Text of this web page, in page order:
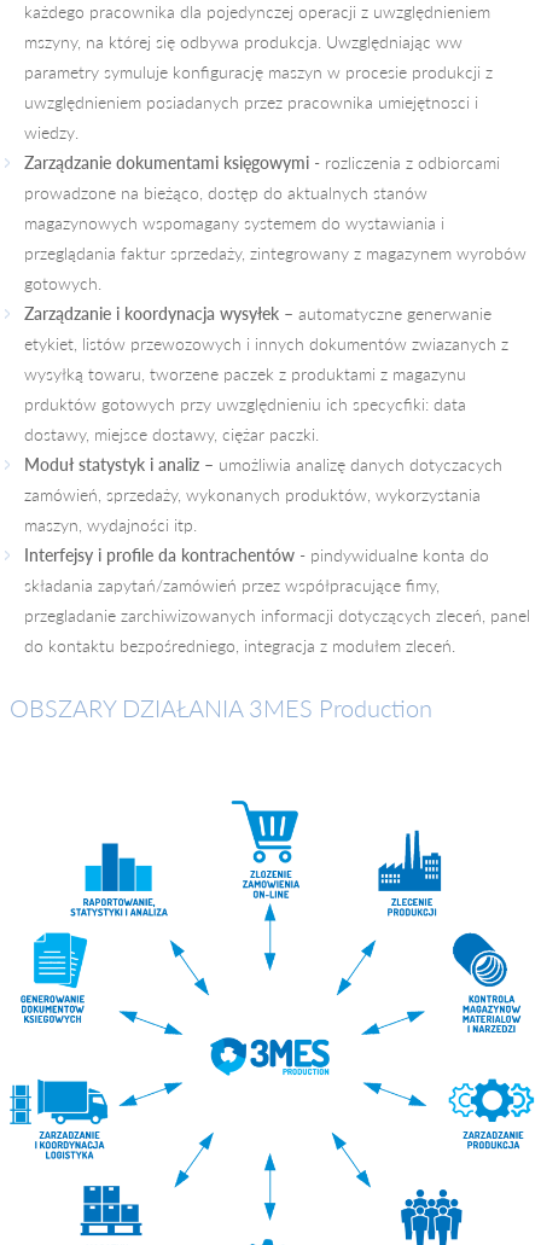
każdego pracownika dla pojedynczej operacji z uwzględnieniem
mszyny, na której się odbywa produkcja. Uwzględniając ww
parametry symuluje konfigurację maszyn w procesie produkcji z
uwzględnieniem posiadanych przez pracownika umiejętnosci i
wiedzy.
Zarządzanie dokumentami księgowymi - rozliczenia z odbiorcami
prowadzone na bieżąco, dostęp do aktualnych stanów
magazynowych wspomagany systemem do wystawiania i
przeglądania faktur sprzedaży, zintegrowany z magazynem wyrobów
gotowych.
Zarządzanie i koordynacja wysyłek – automatyczne generwanie
etykiet, listów przewozowych i innych dokumentów zwiazanych z
wysyłką towaru, tworzene paczek z produktami z magazynu
prduktów gotowych przy uwzględnieniu ich specycfiki: data
dostawy, miejsce dostawy, ciężar paczki.
Moduł statystyk i analiz – umożliwia analizę danych dotyczacych
zamówień, sprzedaży, wykonanych produktów, wykorzystania
maszyn, wydajności itp.
Interfejsy i profile da kontrachentów - pindywidualne konta do
składania zapytań/zamówień przez współpracujące fimy,
przegladanie zarchiwizowanych informacji dotyczących zleceń, panel
do kontaktu bezpośredniego, integracja z modułem zleceń.
OBSZARY DZIAŁANIA 3MES Production